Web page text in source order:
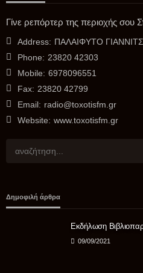
ΑΓΡΟΤΙΚΆ
Κοινοβουλευτική ερώτηση του
Θρίλερ με τον θάνατο 68χρονου
Γίνε ρεπόρτερ της περιοχής σου
Address: ΠΑΛΑΙΦΥΤΟ
Phone: 23820 42303
Mobile: 6978096551
Fax: 23820 42799
Email: radio@toxotisfm.gr
Website: www.toxotisfm.gr
Δημοφιλή άρθρα
Εκδήλωση
09/09/2021